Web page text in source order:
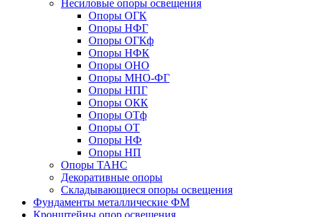
Несиловые опоры освещения
Опоры ОГК
Опоры НФГ
Опоры ОГКф
Опоры НФК
Опоры ОНО
Опоры МНО-ФГ
Опоры НПГ
Опоры ОКК
Опоры ОТф
Опоры ОТ
Опоры НФ
Опоры НП
Опоры ТАНС
Декоративные опоры
Складывающиеся опоры освещения
Фундаменты металлические ФМ
Кронштейны опор освещения